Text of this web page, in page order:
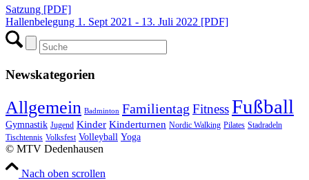
Satzung [PDF]
Hallenbelegung 1. Sept 2021 - 13. Juli 2022 [PDF]
Newskategorien
Allgemein Badminton Familientag FitnessFußball
Gymnastik Jugend Kinder Kinderturnen Nordic Walking Pilates Stadradeln
Tischtennis Volksfest Volleyball Yoga
© MTV Dedenhausen
Nach oben scrollen